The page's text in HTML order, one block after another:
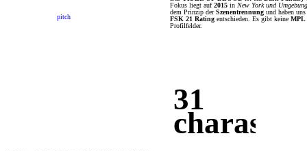
pitch
Fokus liegt auf 2015 in New York und Umgebung
dem Prinzip der Szenentrennung und haben
FSK 21 Rating entschieden. Es gibt keine MPL
Profilfelder.
31
charas